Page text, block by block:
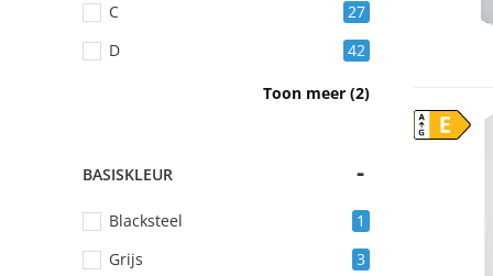
C
27
D
42
31
Toon meer (2)
BASISKLEUR
Blacksteel
1
Grijs
3